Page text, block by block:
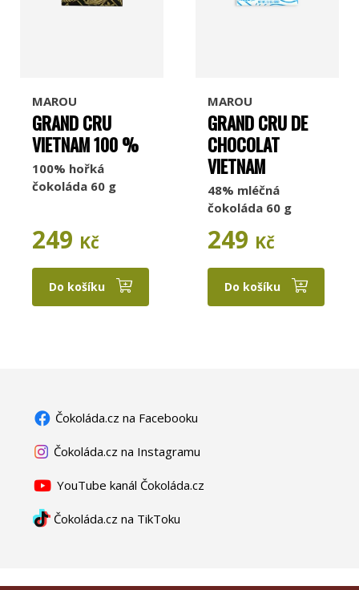
MAROU
GRAND CRU
VIETNAM 100 %
100% hořká
čokoláda 60 g
249 Kč
Do košíku
MAROU
GRAND CRU DE
CHOCOLAT
VIETNAM
48% mléčná
čokoláda 60 g
249 Kč
Do košíku
Čokoláda.cz na Facebooku
Čokoláda.cz na Instagramu
YouTube kanál Čokoláda.cz
Čokoláda.cz na TikToku